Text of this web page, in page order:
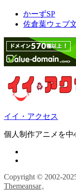
かーずSP
佐倉葉ウェブ
イイ・アクセス
個人制作アニメを
Copyright © 2002-
Themeansar。